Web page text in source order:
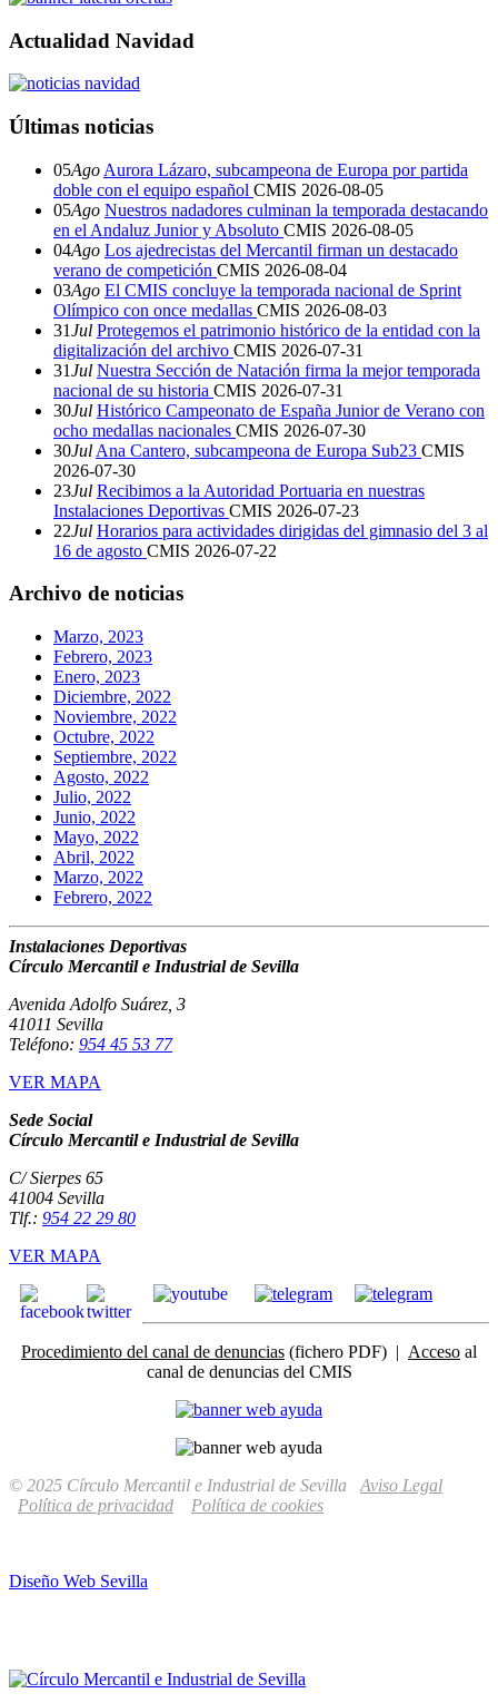
Actualidad Navidad
Últimas noticias
05Ago Aurora Lázaro, subcampeona de Europa por partida
doble con el equipo español CMIS 2026-08-05
05Ago Nuestros nadadores culminan la temporada destacando
en el Andaluz Junior y Absoluto CMIS 2026-08-05
04Ago Los ajedrecistas del Mercantil firman un destacado
verano de competición CMIS 2026-08-04
03Ago El CMIS concluye la temporada nacional de Sprint
Olímpico con once medallas CMIS 2026-08-03
31Jul Protegemos el patrimonio histórico de la entidad con la
digitalización del archivo CMIS 2026-07-31
31Jul Nuestra Sección de Natación firma la mejor temporada
nacional de su historia CMIS 2026-07-31
30Jul Histórico Campeonato de España Junior de Verano con
ocho medallas nacionales CMIS 2026-07-30
30Jul Ana Cantero, subcampeona de Europa Sub23 CMIS
2026-07-30
23Jul Recibimos a la Autoridad Portuaria en nuestras
Instalaciones Deportivas CMIS 2026-07-23
22Jul Horarios para actividades dirigidas del gimnasio del 3 al
16 de agosto CMIS 2026-07-22
Archivo de noticias
Marzo, 2023
Febrero, 2023
Enero, 2023
Diciembre, 2022
Noviembre, 2022
Octubre, 2022
Septiembre, 2022
Agosto, 2022
Julio, 2022
Junio, 2022
Mayo, 2022
Abril, 2022
Marzo, 2022
Febrero, 2022
Instalaciones Deportivas
Círculo Mercantil e Industrial de Sevilla
Avenida Adolfo Suárez, 3
41011 Sevilla
Teléfono: 954 45 53 77
VER MAPA
Sede Social
Círculo Mercantil e Industrial de Sevilla
C/ Sierpes 65
41004 Sevilla
Tlf.: 954 22 29 80
VER MAPA
Procedimiento del canal de denuncias (fichero PDF) | Acceso al
canal de denuncias del CMIS
© 2025 Círculo Mercantil e Industrial de Sevilla Aviso Legal
Política de privacidad
Política de cookies
Diseño Web Sevilla